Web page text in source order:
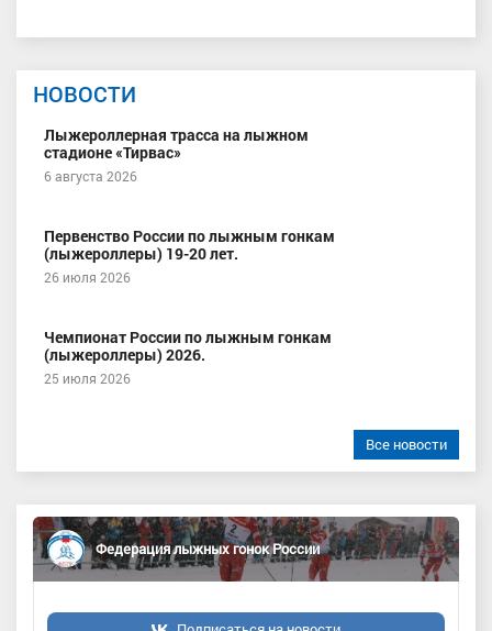
НОВОСТИ
Лыжероллерная трасса на лыжном
стадионе «Тирвас»
6 августа 2026
Первенство России по лыжным гонкам
(лыжероллеры) 19-20 лет.
26 июля 2026
Чемпионат России по лыжным гонкам
(лыжероллеры) 2026.
25 июля 2026
Все новости
Федерация лыжных гонок России